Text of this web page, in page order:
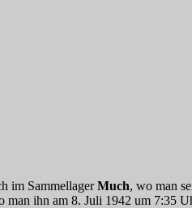
im SammellagerMuch, wo man
man ihn am 8. Juli 1942 um 7:35